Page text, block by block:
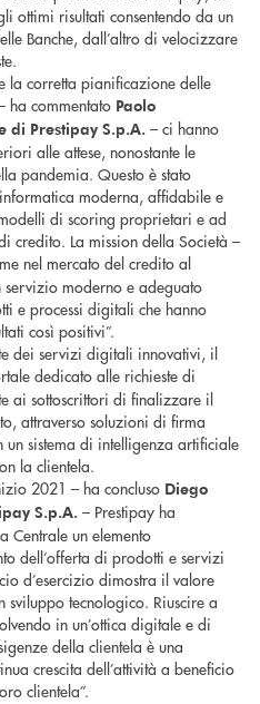
ottimi risultati consentendo da un
Banche, dall’altro di velocizzare
la corretta pianificazione delle
ha commentato Paolo
di Prestipay S.p.A. – ci hanno
alle attese, nonostante le
pandemia. Questo è stato
moderna, affidabile e
di scoring proprietari e ad
credito. La mission della Società –
nel mercato del credito al
moderno e adeguato
e processi digitali che hanno
così positivi”.
dei servizi digitali innovativi, il
dedicato alle richieste di
ai sottoscrittori di finalizzare il
attraverso soluzioni di firma
sistema di intelligenza artificiale
la clientela.
2021 – ha concluso Diego
S.p.A. – Prestipay ha
Centrale un elemento
dell’offerta di prodotti e servizi
d’esercizio dimostra il valore
sviluppo tecnologico. Riuscire a
in un’ottica digitale e di
della clientela è una
crescita dell’attività a beneficio
clientela”.